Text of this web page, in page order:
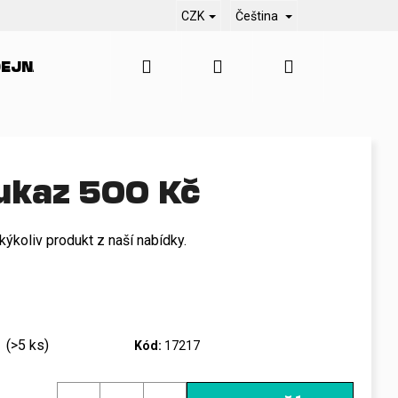
CZK Čeština
SERVIS KONTAKT
Hledat PřihlášeníNákupní
500 Kč
produkt z naší nabídky.
(>5 ks) Kód: 17217